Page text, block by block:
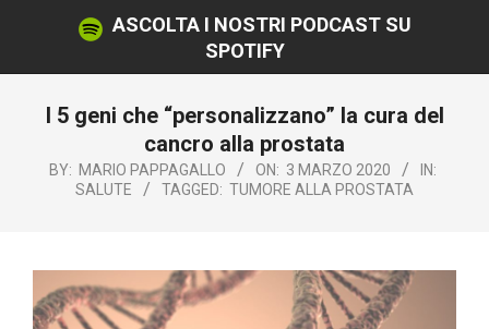
ASCOLTA I NOSTRI PODCAST SU
SPOTIFY
I 5 geni che “personalizzano” la cura del
cancro alla prostata
BY: MARIO PAPPAGALLO ON: 3 MARZO 2020
IN:
SALUTE
TAGGED: TUMORE ALLA PROSTATA